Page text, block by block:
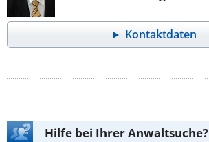
Kontaktdaten
Hilfe bei Ihrer Anwaltsuche?